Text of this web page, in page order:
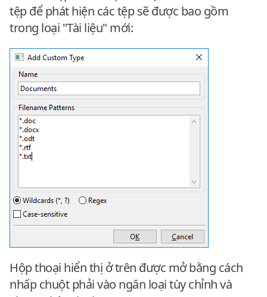
tệp để phát hiện các tệp sẽ được bao gồm
trong loại "Tài liệu" mới:
Hộp thoại hiển thị ở trên được mở bằng cách
nhấp chuột phải vào ngăn loại tùy chỉnh và